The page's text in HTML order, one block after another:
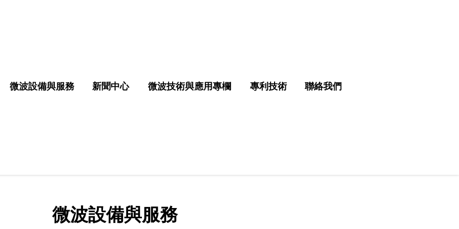
微波設備與服務 新聞中心 微波技術與應用專欄 專利技術 聯絡我們
微波設備與服務